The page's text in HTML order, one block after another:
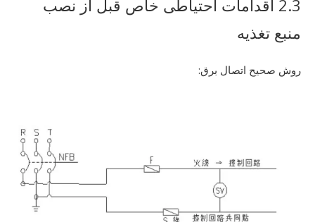
2.3 اقدامات احتیاطی خاص قبل از نصب
منبع تغذیه
روش صحیح اتصال برق: